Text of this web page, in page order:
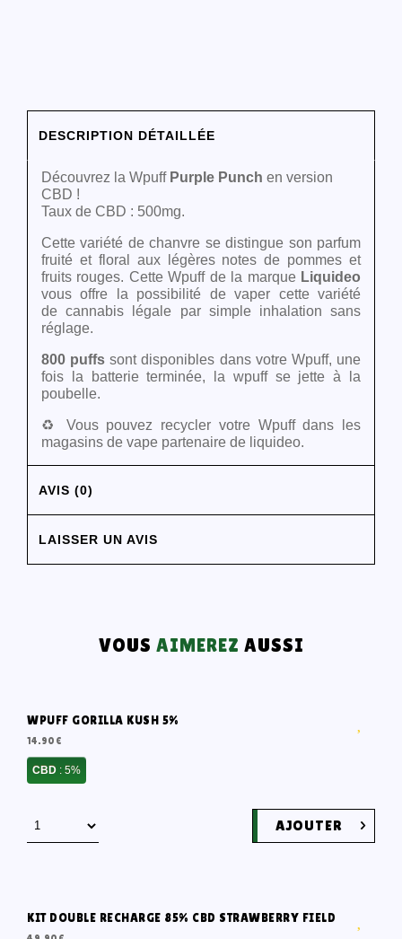
DESCRIPTION DÉTAILLÉE
Découvrez la Wpuff Purple Punch en version
CBD !
Taux de CBD : 500mg.
Cette variété de chanvre se distingue son parfum
fruité et floral aux légères notes de pommes et
fruits rouges. Cette Wpuff de la marque Liquideo
vous offre la possibilité de vaper cette variété
de cannabis légale par simple inhalation sans
réglage.
800 puffs sont disponibles dans votre Wpuff, une
fois la batterie terminée, la wpuff se jette à la
poubelle.
♻️ Vous pouvez recycler votre Wpuff dans les
magasins de vape partenaire de liquideo.
AVIS (0)
LAISSER UN AVIS
VOUS AIMEREZ AUSSI
WPUFF GORILLA KUSH 5%
14.90 €
CBD : 5%
AJOUTER
KIT DOUBLE RECHARGE 85% CBD STRAWBERRY FIELD